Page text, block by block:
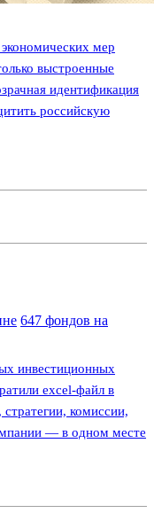
мер
выстроенные
идентификация
российскую
647 фондов на
инвестиционных
excel-файл в
комиссии,
— в одном месте